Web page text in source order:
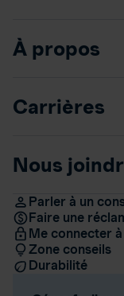
À propos
Carrières
Nous
Parler à un
Faire une
Me connecter
Zone conseils
Durabilité